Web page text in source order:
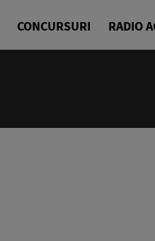
CONCURSURI RADIO